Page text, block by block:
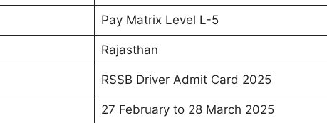
Pay Matrix Level L-5
Rajasthan
RSSB Driver Admit Card 2025
27 February to 28 March 2025